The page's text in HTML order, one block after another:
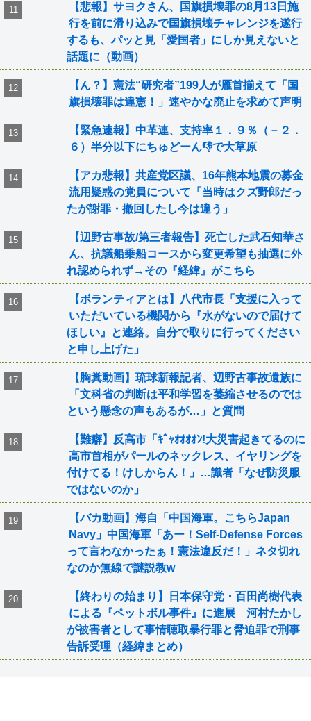
【悲報】サヨクさん、国旗損壊罪の8月13日施
行を前に滑り込みで国旗損壊チャレンジを遂行
するも、パッと見「愛国者」にしか見えないと
話題に（動画）
【ん？】憲法“研究者”199人が雁首揃えて「国
旗損壊罪は違憲！」速やかな廃止を求めて声明
【緊急速報】中革連、支持率１．９％（－２．
６）半分以下にちゅどーん👎で大草原
【アカ悲報】共産党区議、16年熊本地震の募金
流用疑惑の党員について「当時はクズ野郎だっ
たが謝罪・撤回したし今は違う」
【辺野古事故/第三者報告】死亡した武石知華さ
ん、抗議船乗船コースから変更希望も抽選に外
れ認められず→その『経緯』がこちら
【ボランティアとは】八代市長「支援に入って
いただいている機関から『水がないので届けて
ほしい』と連絡。自分で取りに行ってください
と申し上げた」
【胸糞動画】琉球新報記者、辺野古事故遺族に
「文科省の判断は平和学習を萎縮させるのでは
という懸念の声もあるが…」と質問
【難癖】反高市「ｷﾞｬｵｵｵｵﾝ!大災害起きてるのに
高市首相がパールのネックレス、イヤリングを
付けてる！けしからん！」…識者「なぜ防災服
ではないのか」
【バカ動画】海自「中国海軍。こちらJapan
Navy」中国海軍「あー！Self-Defense Forces
って言わなかったぁ！憲法違反だ！」ネタ切れ
なのか無線で謎説教w
【終わりの始まり】日本保守党・百田尚樹代表
による『ペットボル事件』に進展 河村たかし
が被害者として事情聴取暴行罪と脅迫罪で刑事
告訴受理（経緯まとめ）